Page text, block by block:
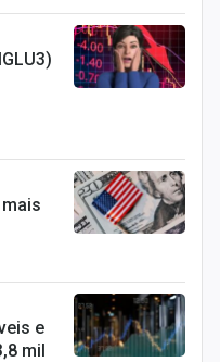
e
mil